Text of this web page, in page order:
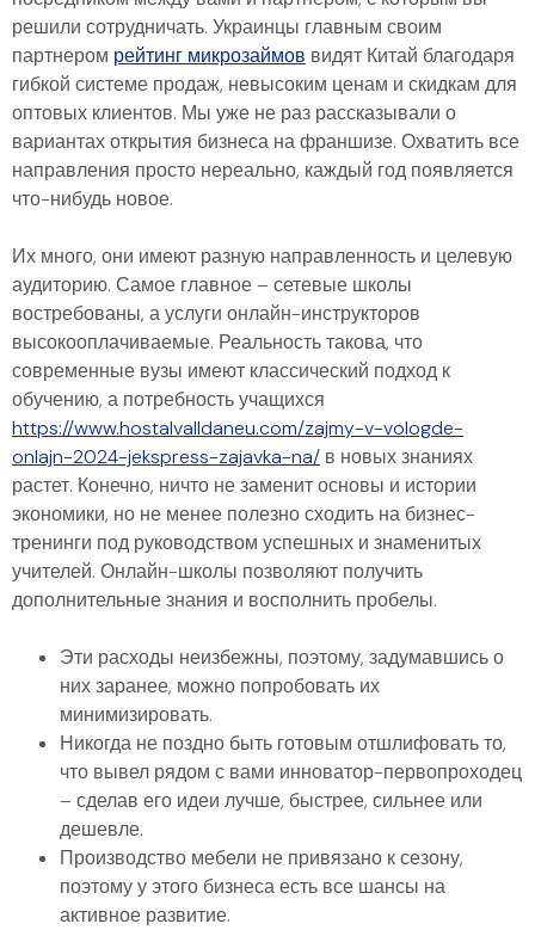
решили сотрудничать. Украинцы главным своим
партнером рейтинг микрозаймов видят Китай благодаря
гибкой системе продаж, невысоким ценам и скидкам для
оптовых клиентов. Мы уже не раз рассказывали о
вариантах открытия бизнеса на франшизе. Охватить все
направления просто нереально, каждый год появляется
что-нибудь новое.
Их много, они имеют разную направленность и целевую
аудиторию. Самое главное – сетевые школы
востребованы, а услуги онлайн-инструкторов
высокооплачиваемые. Реальность такова, что
современные вузы имеют классический подход к
обучению, а потребность учащихся
https://www.hostalvalldaneu.com/zajmy-v-vologde-
onlajn-2024-jekspress-zajavka-na/ в новых знаниях
растет. Конечно, ничто не заменит основы и истории
экономики, но не менее полезно сходить на бизнес-
тренинги под руководством успешных и знаменитых
учителей. Онлайн-школы позволяют получить
дополнительные знания и восполнить пробелы.
Эти расходы неизбежны, поэтому, задумавшись о
них заранее, можно попробовать их
минимизировать.
Никогда не поздно быть готовым отшлифовать то,
что вывел рядом с вами инноватор-первопроходец
– сделав его идеи лучше, быстрее, сильнее или
дешевле.
Производство мебели не привязано к сезону,
поэтому у этого бизнеса есть все шансы на
активное развитие.